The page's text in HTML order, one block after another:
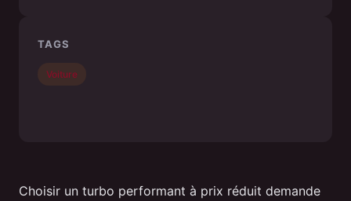
Choisir un turbo performant à prix réduit demande
TAGS
Voiture